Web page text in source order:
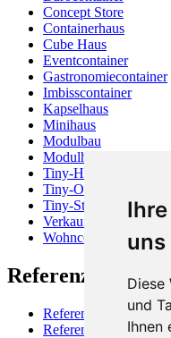
Diese
und
Ihnen
Concept Store
Containerhaus
Cube Haus
Eventcontainer
Gastronomiecontainer
Imbisscontainer
Kapselhaus
Minihaus
Modulbau
Modulhaus
Tiny-Haus
Tiny-Office
Tiny-Store
Verkaufscontainer
Wohncontainer
Referenzen
Referenzen, Firmen
Referenzen,